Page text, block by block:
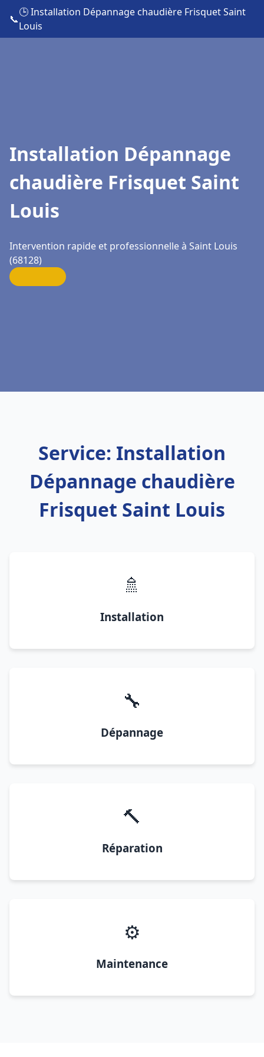
📞
🕒 Installation Dépannage chaudière Frisquet Saint
Louis
Installation Dépannage
chaudière Frisquet Saint
Louis
Intervention rapide et professionnelle à Saint Louis
(68128)
Service: Installation
Dépannage chaudière
Frisquet Saint Louis
🚿
Installation
🔧
Dépannage
🔨
Réparation
⚙️
Maintenance